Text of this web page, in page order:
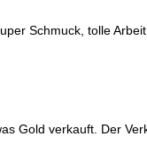
Schmuck, tolle
Gold verkauft. Der